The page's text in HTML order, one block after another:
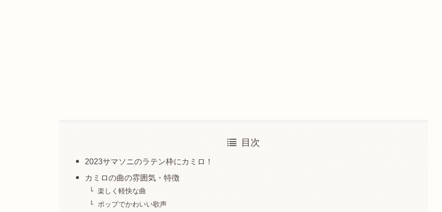
目次
2023サマソニのラテン枠にカミロ！
カミロの曲の雰囲気・特徴
楽しく軽快な曲
ポップでかわいい歌声